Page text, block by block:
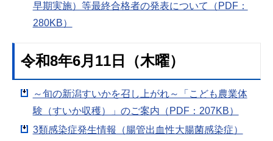
早期実施）等最終合格者の発表について（PDF：
280KB）
令和8年6月11日（木曜）
～旬の新潟すいかを召し上がれ～「こども農業体
験（すいか収穫）」のご案内（PDF：207KB）
3類感染症発生情報（腸管出血性大腸菌感染症）